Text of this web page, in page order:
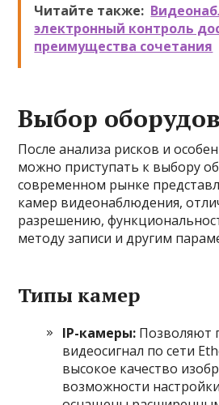
Читайте также:
электронный контроль
преимущества сочетания
Выбор
После анализа рисков и
можно приступать к выбору
современном рынке
камер видеонаблюдения,
разрешению,
методу записи и другим
Типы камер
IP-камеры: Позволяют
видеосигнал по сети
высокое качество
возможности